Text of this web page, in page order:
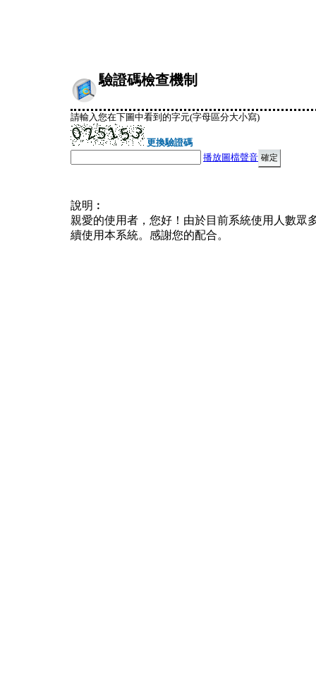
驗證碼檢查機制
請輸入您在下圖中看到的字元(字母區分大小寫)
更換驗證碼
播放圖檔聲音
說明︰
親愛的使用者，您好！由於目前系統使用人數眾
續使用本系統。感謝您的配合。